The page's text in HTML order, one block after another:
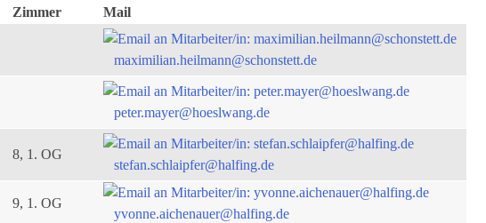
Zimmer
Mail
maximilian.heilmann@schonstett.de
peter.mayer@hoeslwang.de
8, 1. OG
stefan.schlaipfer@halfing.de
9, 1. OG
yvonne.aichenauer@halfing.de